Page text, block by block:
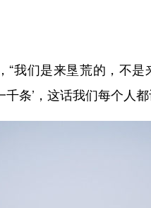
们是来垦荒的，不是
条’，这话我们每个人